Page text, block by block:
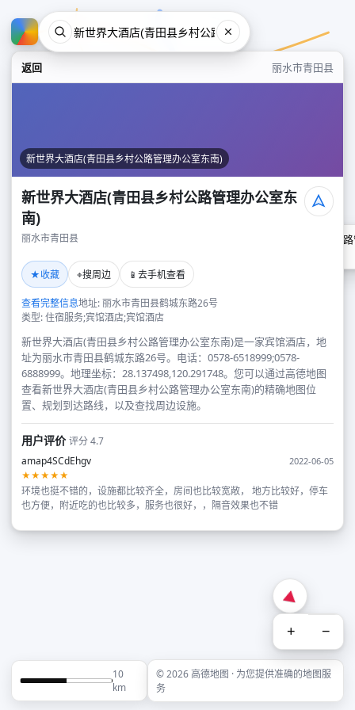
返回 丽水市青田县
新世界大酒店(青田县乡村公路管理办公室东南)
新世界大酒店(青田县乡村公路管理办公室东
南)
丽水市青田县
★收藏 ⌖搜周边 📱 去手机查看
查看完整信息地址: 丽水市青田县鹤城东路26号
类型: 住宿服务;宾馆酒店;宾馆酒店
新世界大酒店(青田县乡村公路管理办公室东南)是一家宾馆酒店，地
址为丽水市青田县鹤城东路26号。电话：0578-6518999;0578-
6888999。地理坐标：28.137498,120.291748。您可以通过高德地图
查看新世界大酒店(青田县乡村公路管理办公室东南)的精确地图位
置、规划到达路线，以及查找周边设施。
用户评价评分 4.7
amap4SCdEhgv
2022-06-05
★★★★★
环境也挺不错的，设施都比较齐全，房间也比较宽敞， 地方比较好，停车
也方便，附近吃的也比较多，服务也很好，，隔音效果也不错
新世界大酒店(青田县乡村公
+ −
10
km
© 2026 高德地图 · 为您提供准确的地图服
务